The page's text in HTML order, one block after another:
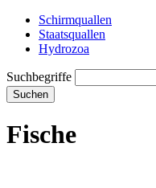
Schirmquallen
Staatsquallen
Hydrozoa
Suchbegriffe
Suchen
Fische